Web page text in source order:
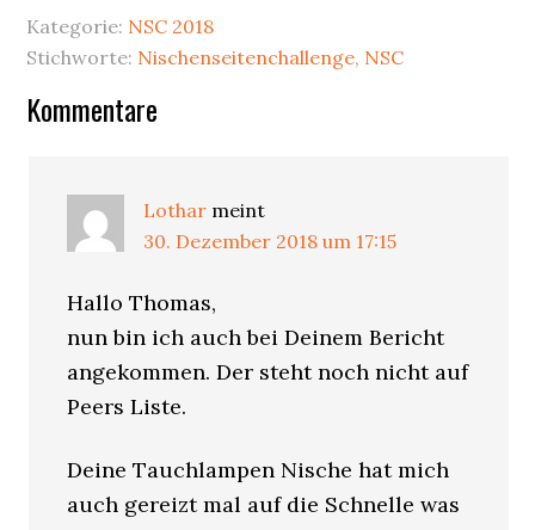
Kategorie: NSC 2018
Stichworte: Nischenseitenchallenge, NSC
Leser-
Kommentare
Lothar meint
30. Dezember 2018 um 17:15
Hallo Thomas,
nun bin ich auch bei Deinem Bericht
angekommen. Der steht noch nicht auf
Peers Liste.
Deine Tauchlampen Nische hat mich
auch gereizt mal auf die Schnelle was